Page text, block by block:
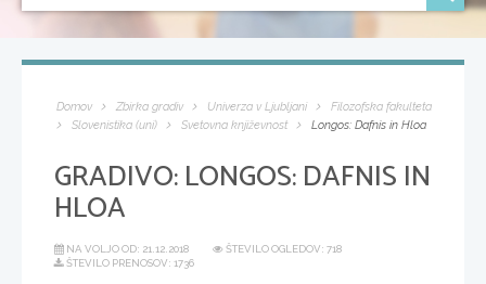
Domov Zbirka gradiv Univerza v Ljubljani
Filozofska fakulteta
Slovenistika (uni)
Svetovna književnost Longos: Dafnis in Hloa
GRADIVO:LONGOS: DAFNIS IN
HLOA
NA VOLJO OD: 21.12.2018
ŠTEVILO OGLEDOV: 718
ŠTEVILO PRENOSOV: 1736